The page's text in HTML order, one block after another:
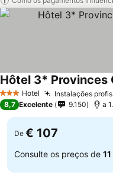
3 EstrelasHotel Instalações
Hôtel 3* Provinces
8,7 Excelente 9.150 a
De € 107
Consulte os preços de